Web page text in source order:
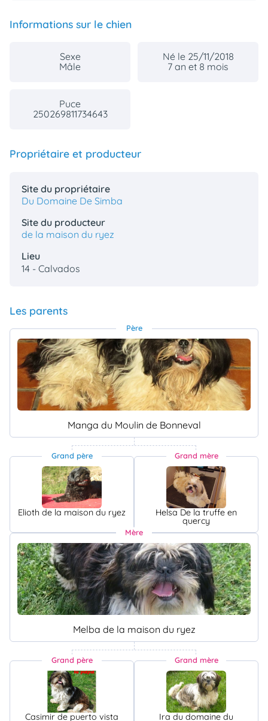
Informations sur le chien
Sexe
Mâle
Né le 25/11/2018
7 an et 8 mois
Puce
250269811734643
Propriétaire et producteur
Site du propriétaire
Du Domaine De Simba
Site du producteur
de la maison du ryez
Lieu
14 - Calvados
Les parents
Père
Manga du Moulin de Bonneval
Grand père
Elioth de la maison du ryez
Grand mère
Helsa De la truffe en
quercy
Mère
Melba de la maison du ryez
Grand père
Casimir de puerto vista
Grand mère
Ira du domaine du